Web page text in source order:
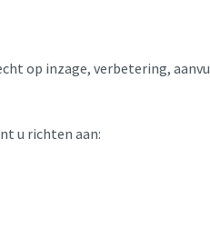
op inzage, verbetering,
u richten aan: